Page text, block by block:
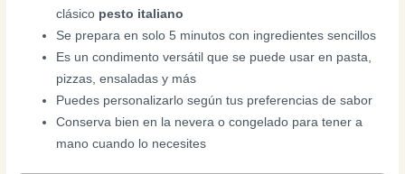
clásico pesto italiano
Se prepara en solo 5 minutos con ingredientes sencillos
Es un condimento versátil que se puede usar en pasta,
pizzas, ensaladas y más
Puedes personalizarlo según tus preferencias de sabor
Conserva bien en la nevera o congelado para tener a
mano cuando lo necesites